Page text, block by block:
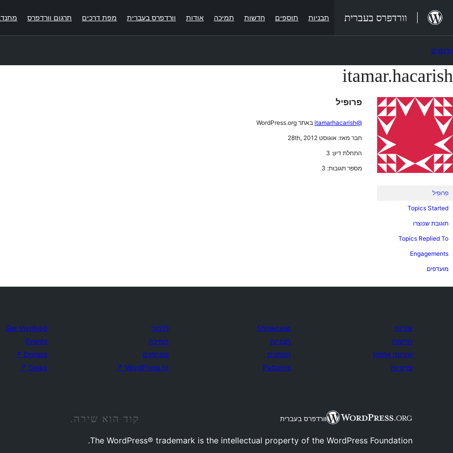
לתוכן
וורדפרס בעברית תבניות תוספים חדשות תמיכה אודות וורדפרס בעברית מפת דרכים תרגום וורדפרס
עבור
itamar.hacarish
פרופיל
Topics Started
תוגובת שנוצרו
Topics Replied To
Engagements
מועדפים
פרופיל
@itamarhacarish
באתר WordPress.org
חבר מאז: אוגוסט 28th, 2012
התחלת דיון: 3
מספר תגובות: 3
אודות
חדשות
שירותי אחסון
פרטיות
Showcase
תבניות
תוספים
Patterns
ללמוד
תמיכה
מפתחים
WordPress.tv
↗
Get Involved
Events
Donate
↗
Swag
↗
וורדפרס בעברית קוד הוא שירה.
The WordPress® trademark is the intellectual property of the WordPress Foundation.